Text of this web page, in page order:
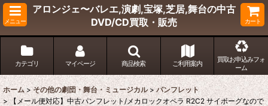
メニュー
アロンジェ〜バレエ,演劇,宝塚,芝居,舞台の中古
DVD/CD買取・販売
カート
カテゴリ マイページ 商品検索 ご利用案内
買取お申込みフォ
ーム
ホーム > その他の劇団・舞台・ミュージカル > パンフレット
> 【メール便対応】中古パンフレット/メカロックオペラ R2C2 サイボーグなので